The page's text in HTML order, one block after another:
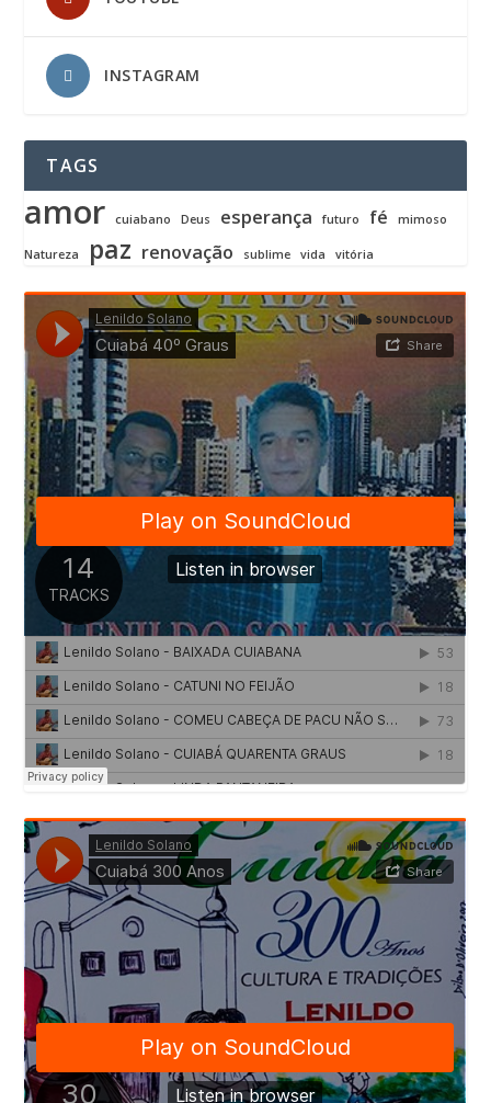
INSTAGRAM
TAGS
amor cuiabano Deus esperança futuro fé mimoso
Natureza paz renovação sublime vida vitória